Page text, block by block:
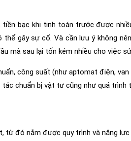
bạc khi tinh toán trước được
gây sự cố. Và cần lưu ý không
mà sau lại tốn kém nhiều cho việc
công suất (như aptomat điện,
chuẩn bị vật tư cũng như quá trình
từ đó nắm được quy trình và năng